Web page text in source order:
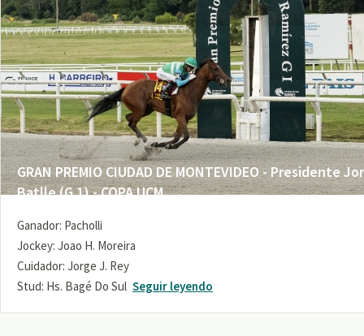
GRAN PREMIO CIUDAD DE MONTEVIDEO - Presidente
Batlle (G 1) - COPA UCM
Ganador: Pacholli
Jockey: Joao H. Moreira
Cuidador: Jorge J. Rey
Stud: Hs. Bagé Do Sul Seguir leyendo